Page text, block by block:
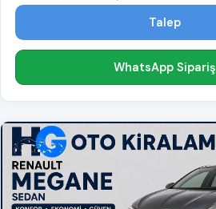
Talep
WhatsApp Sipariş